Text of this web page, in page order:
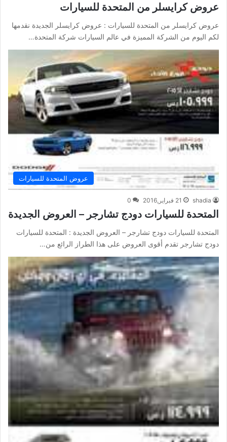
عروض كرايسلر من المتحدة للسيارات
عروض كرايسلر من المتحدة للسيارات : عروض كرايسلر الجديدة نقدمها
لكم اليوم من الشركة المميزة في عالم السيارات شركة المتحدة…
عروض المتحدة للسيارات
shadia 21 فبراير,2016 0
المتحدة للسيارات دودج تشارجر – العروض الجديدة
المتحدة للسيارات دودج تشارجر – العروض الجديدة : المتحدة للسيارات
دودج تشارجر تقدم أقوى العروض على هذا الطراز الرائع من…